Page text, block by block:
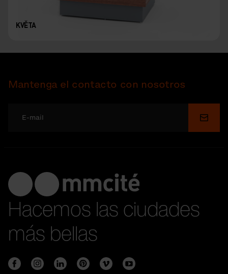
KVĚTA
Mantenga el contacto con nosotros
Enviar
Hacemos las ciudades
más bellas